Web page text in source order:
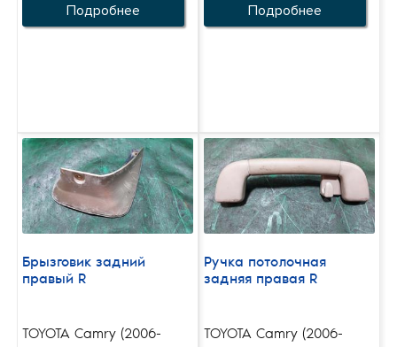
Подробнее Подробнее
Брызговик задний
правый R
TOYOTA Camry (2006-
Ручка потолочная
задняя правая R
TOYOTA Camry (2006-